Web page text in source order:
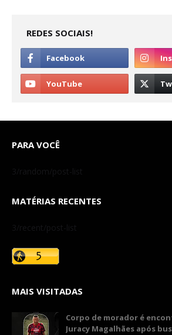
REDES SOCIAIS!
PARA VOCÊ
3/random/post-list
MATÉRIAS RECENTES
3/recent/post-list
MAIS VISITADAS
Corpo de morador é
Juracy Magalhães após